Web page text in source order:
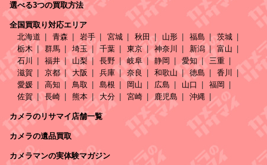
選べる3つの買取方法
全国買取り対応エリア
北海道
青森 岩手 宮城 秋田 山形 福島
茨城
栃木
群馬 埼玉 千葉 東京 神奈川 新潟
富山
石川
福井 山梨 長野 岐阜 静岡 愛知
三重
滋賀
京都 大阪 兵庫 奈良 和歌山 徳島
香川
愛媛
高知 鳥取 島根 岡山 広島 山口
福岡
佐賀
長崎 熊本 大分 宮崎 鹿児島 沖縄
カメラのリサマイ店舗一覧
カメラの遺品買取
カメラマンの実体験マガジン